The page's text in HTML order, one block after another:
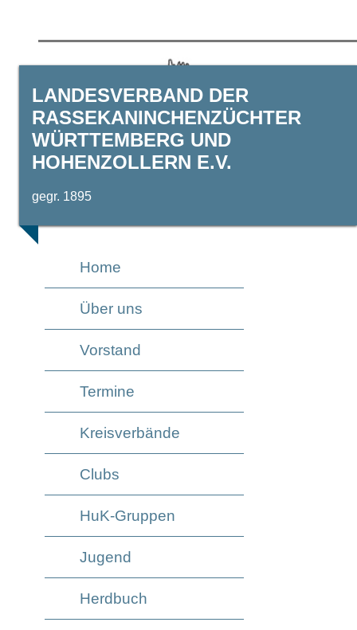
LANDESVERBAND DER
RASSEKANINCHENZÜCHTER
WÜRTTEMBERG UND
HOHENZOLLERN E.V.
gegr. 1895
Home
Über uns
Vorstand
Termine
Kreisverbände
Clubs
HuK-Gruppen
Jugend
Herdbuch